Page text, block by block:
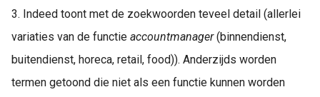
3. Indeed toont met de zoekwoorden teveel detail (allerlei
variaties van de functie accountmanager(binnendienst,
buitendienst, horeca, retail, food)). Anderzijds worden
termen getoond die niet als een functie kunnen worden